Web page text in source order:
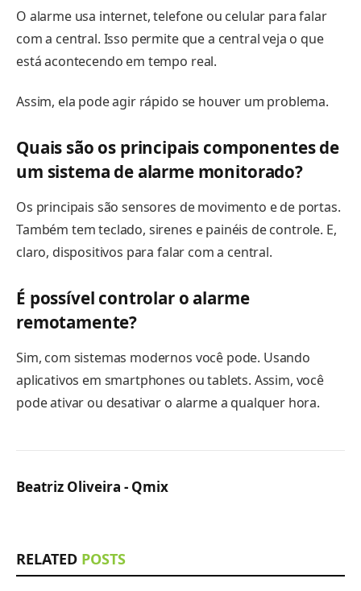
O alarme usa internet, telefone ou celular para falar
com a central. Isso permite que a central veja o que
está acontecendo em tempo real.
Assim, ela pode agir rápido se houver um problema.
Quais são os principais componentes de
um sistema de alarme monitorado?
Os principais são sensores de movimento e de portas.
Também tem teclado, sirenes e painéis de controle. E,
claro, dispositivos para falar com a central.
É possível controlar o alarme
remotamente?
Sim, com sistemas modernos você pode. Usando
aplicativos em smartphones ou tablets. Assim, você
pode ativar ou desativar o alarme a qualquer hora.
Beatriz Oliveira - Qmix
RELATED POSTS